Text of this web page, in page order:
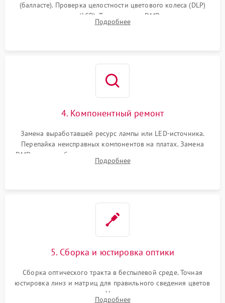
(балласте). Проверка целостности цветового колеса (DLP)
или поляризаторов (LCD). Тестирование DMD-чипа, датчиков
температуры и оптопар с помощью мультиметра и
Подробнее
4. Компонентный ремонт
Замена выработавшей ресурс лампы или LED-источника.
Перепайка неисправных компонентов на платах. Замена
DMD-чипа при битых пикселях, установка нового цветового
колеса или восстановление сгоревших поляризационных
Подробнее
5. Сборка и юстировка оптики
Сборка оптического тракта в беспылевой среде. Точная
юстировка линз и матриц для правильного сведения цветов
и устранения размытия. Надежное подключение всех
Подробнее